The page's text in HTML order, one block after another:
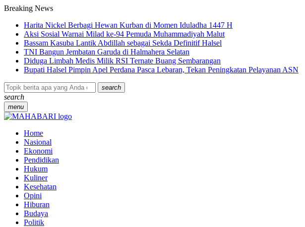
Breaking News
Harita Nickel Berbagi Hewan Kurban di Momen Iduladha 1447 H
Aksi Sosial Warnai Milad ke-94 Pemuda Muhammadiyah Malut
Bassam Kasuba Lantik Abdillah sebagai Sekda Definitif Halsel
TNI Bangun Jembatan Garuda di Halmahera Selatan
Diduga Limbah Medis Milik RSI Ternate Buang Sembarangan
Bupati Halsel Pimpin Apel Perdana Pasca Lebaran, Tekan Peningkatan Pelayanan ASN
search
search
menu
Home
Nasional
Ekonomi
Pendidikan
Hukum
Kuliner
Kesehatan
Opini
Hiburan
Budaya
Politik